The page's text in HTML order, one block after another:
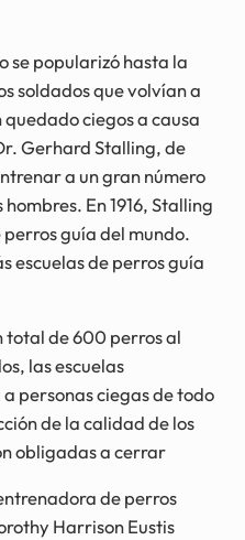
se popularizó hasta la
soldados que volvían a
ciegos a causa
Gerhard Stalling, de
a un gran número
En 1916, Stalling
guía del mundo.
escuelas de perros guía
total de 600 perros al
las escuelas
personas ciegas de todo
de la calidad de los
obligadas a cerrar
de perros
Harrison Eustis